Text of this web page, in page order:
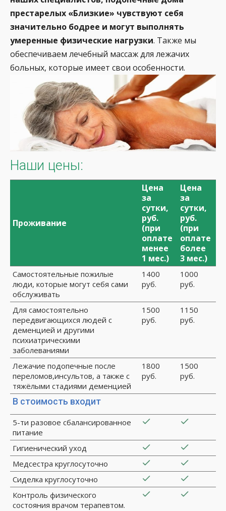
престарелых «Близкие» чувствуют себя
значительно бодрее и могут выполнять
умеренные физические нагрузки. Также мы
обеспечиваем лечебный массаж для лежачих
больных, которые имеет свои особенности.
Наши цены:
Проживание
Цена
за
сутки,
руб.
(при
оплате
менее
1 мес.)
Цена
за
сутки,
руб.
(при
оплате
более
3 мес.)
Самостоятельные пожилые
люди, которые могут себя сами
обслуживать
1400
руб.
1000
руб.
Для самостоятельно
передвигающихся людей с
деменцией и другими
психиатрическими
заболеваниями
1500
руб.
1150
руб.
Лежачие подопечные после
переломов,инсультов, а также с
тяжёлыми стадиями деменцией
1800
руб.
1500
руб.
В стоимость входит
5-ти разовое сбалансированное
питание
Гигиенический уход
Медсестра круглосуточно
Сиделка круглосуточно
Контроль физического
состояния врачом терапевтом.